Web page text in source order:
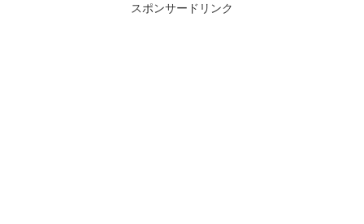
スポンサードリンク